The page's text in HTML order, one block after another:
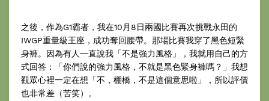
之後，作為G1霸者，我在10月8日兩國比賽再次挑戰永田的
IWGP重量級王座，成功奪回腰帶。那場比賽我穿了黑色短緊
身褲。因為有人一直說我「不是強力風格」，我就用自己的方
式回答：「你們說的強力風格，不就是黑色緊身褲嗎？」我想
觀眾心裡一定在想「不，棚橋，不是這個意思啦」，所以評價
也非常差（苦笑）。